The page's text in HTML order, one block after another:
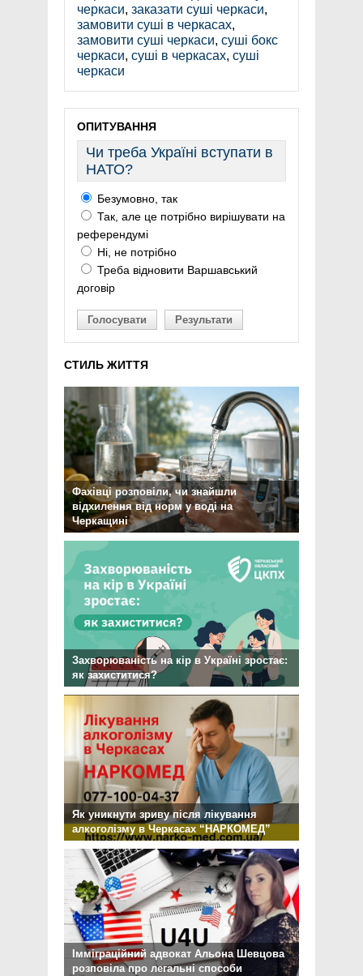
черкаси, заказати суші черкаси,
замовити суші в черкасах,
замовити суші черкаси, суші бокс
черкаси, суші в черкасах, суші
черкаси
ОПИТУВАННЯ
Чи треба Україні вступати в
НАТО?
Безумовно, так
Так, але це потрібно вирішувати на
референдумі
Ні, не потрібно
Треба відновити Варшавський
договір
Голосувати Результати
СТИЛЬ ЖИТТЯ
Фахівці розповіли, чи знайшли
відхилення від норм у воді на
Черкащині
Захворюваність на кір в Україні зростає:
як захиститися?
Як уникнути зриву після лікування
алкоголізму в Черкасах “НАРКОМЕД”
Імміграційний адвокат Альона Шевцова
розповіла про легальні способи